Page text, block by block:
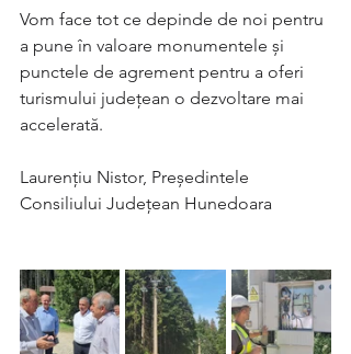
Vom face tot ce depinde de noi pentru
a pune în valoare monumentele și
punctele de agrement pentru a oferi
turismului județean o dezvoltare mai
accelerată.
Laurențiu Nistor, Președintele
Consiliului Județean Hunedoara